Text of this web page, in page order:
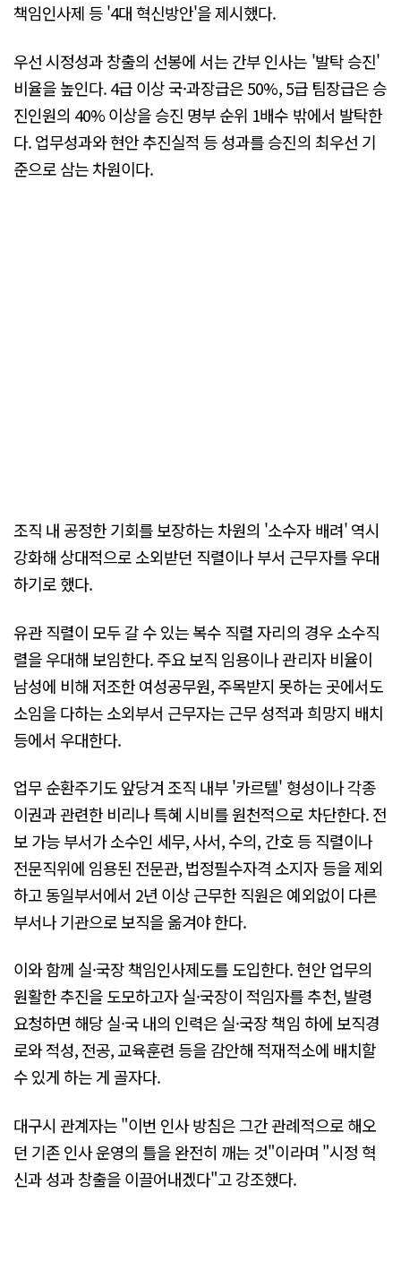
책임인사제 등 '4대 혁신방안'을 제시했다.
우선 시정성과 창출의 선봉에 서는 간부 인사는 '발탁 승진'
비율을 높인다. 4급 이상 국·과장급은 50%, 5급 팀장급은 승
진인원의 40% 이상을 승진 명부 순위 1배수 밖에서 발탁한
다. 업무성과와 현안 추진실적 등 성과를 승진의 최우선 기
준으로 삼는 차원이다.
조직 내 공정한 기회를 보장하는 차원의 '소수자 배려' 역시
강화해 상대적으로 소외받던 직렬이나 부서 근무자를 우대
하기로 했다.
유관 직렬이 모두 갈 수 있는 복수 직렬 자리의 경우 소수직
렬을 우대해 보임한다. 주요 보직 임용이나 관리자 비율이
남성에 비해 저조한 여성공무원, 주목받지 못하는 곳에서도
소임을 다하는 소외부서 근무자는 근무 성적과 희망지 배치
등에서 우대한다.
업무 순환주기도 앞당겨 조직 내부 '카르텔' 형성이나 각종
이권과 관련한 비리나 특혜 시비를 원천적으로 차단한다. 전
보 가능 부서가 소수인 세무, 사서, 수의, 간호 등 직렬이나
전문직위에 임용된 전문관, 법정필수자격 소지자 등을 제외
하고 동일부서에서 2년 이상 근무한 직원은 예외없이 다른
부서나 기관으로 보직을 옮겨야 한다.
이와 함께 실·국장 책임인사제도를 도입한다. 현안 업무의
원활한 추진을 도모하고자 실·국장이 적임자를 추천, 발령
요청하면 해당 실·국 내의 인력은 실·국장 책임 하에 보직경
로와 적성, 전공, 교육훈련 등을 감안해 적재적소에 배치할
수 있게 하는 게 골자다.
대구시 관계자는 "이번 인사 방침은 그간 관례적으로 해오
던 기존 인사 운영의 틀을 완전히 깨는 것"이라며 "시정 혁
신과 성과 창출을 이끌어내겠다"고 강조했다.